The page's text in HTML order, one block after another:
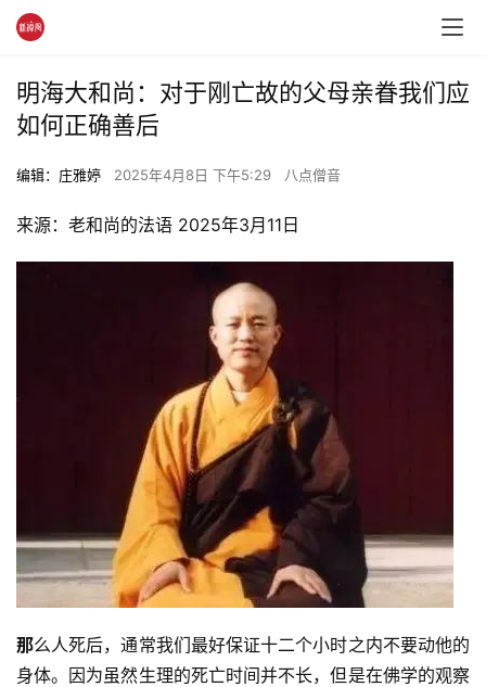
明海大和尚：对于刚亡故的父母亲眷我们应
如何正确善后
编辑：庄雅婷 2025年4月8日 下午5:29 八点僧音
来源：老和尚的法语 2025年3月11日
那么人死后，通常我们最好保证十二个小时之内不要动他的
身体。因为虽然生理的死亡时间并不长，但是在佛学的观察